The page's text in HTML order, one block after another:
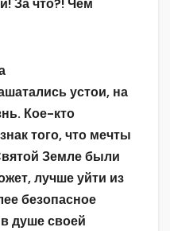
За что?! Чем
устои, на
Кое-кто
того, что мечты
Земле были
лучше уйти из
безопасное
душе своей